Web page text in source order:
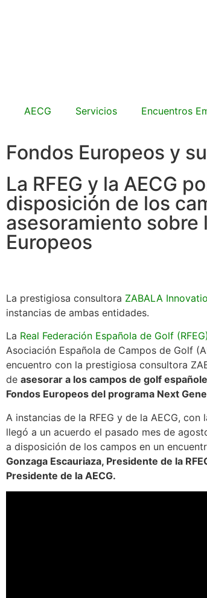
AECG Servicios Encuentros
Fondos Europeos y
La RFEG y la AECG
disposición de los
asesoramiento sobre
Europeos
La prestigiosa consultora ZABALA
instancias de ambas entidades.
La Real Federación Española de Golf (RFEG)
Asociación Española de Campos de Golf
encuentro con la prestigiosa consultora
de asesorar a los campos de golf
Fondos Europeos del programa Next
A instancias de la RFEG y de la AECG, con
llegó a un acuerdo el pasado mes de
a disposición de los campos en un
Gonzaga Escauriaza, Presidente de la
Presidente de la AECG.